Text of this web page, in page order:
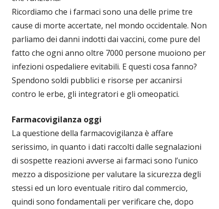
Ricordiamo che i farmaci sono una delle prime tre
cause di morte accertate, nel mondo occidentale. Non
parliamo dei danni indotti dai vaccini, come pure del
fatto che ogni anno oltre 7000 persone muoiono per
infezioni ospedaliere evitabili. E questi cosa fanno?
Spendono soldi pubblici e risorse per accanirsi
contro le erbe, gli integratori e gli omeopatici.
Farmacovigilanza oggi
La questione della farmacovigilanza è affare
serissimo, in quanto i dati raccolti dalle segnalazioni
di sospette reazioni avverse ai farmaci sono l’unico
mezzo a disposizione per valutare la sicurezza degli
stessi ed un loro eventuale ritiro dal commercio,
quindi sono fondamentali per verificare che, dopo